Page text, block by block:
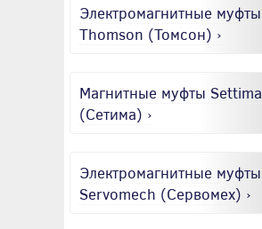
Электромагнитные муфты
Thomson (Томсон) ›
Магнитные муфты Settima
(Сетима) ›
Электромагнитные муфты
Servomech (Сервомех) ›